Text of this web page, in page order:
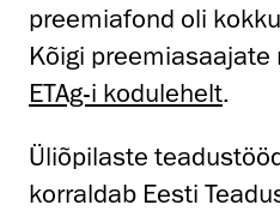
preemiafond oli
Kõigi
ETAg-i kodulehelt.
Üliõpilaste
korraldab Eesti